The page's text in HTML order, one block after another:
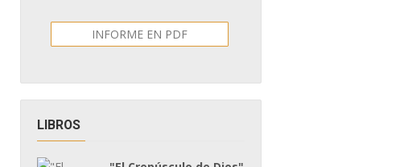
INFORME EN PDF
LIBROS